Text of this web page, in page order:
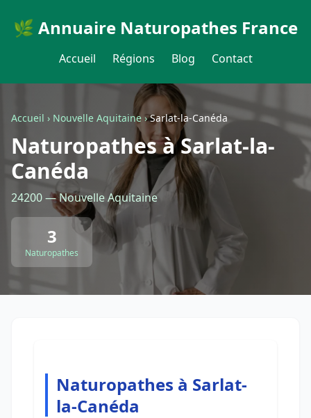
🌿 Annuaire Naturopathes France
Accueil Régions Blog Contact
Accueil › Nouvelle Aquitaine ›Sarlat-la-Canéda
Naturopathes à Sarlat-la-
Canéda
24200 — Nouvelle Aquitaine
3
Naturopathes
Naturopathes à Sarlat-
la-Canéda